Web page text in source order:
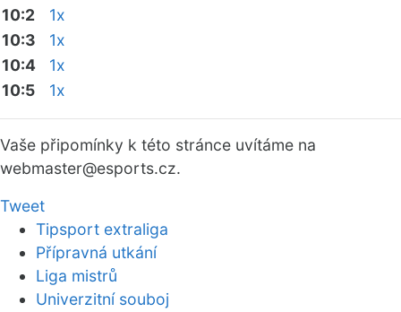
10:2
1x
10:3
1x
10:4
1x
10:5
1x
Vaše připomínky k této stránce uvítáme na
webmaster@esports.cz.
Tweet
Tipsport extraliga
Přípravná utkání
Liga mistrů
Univerzitní souboj